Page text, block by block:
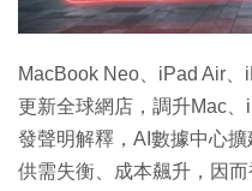
MacBook Neo、iPad Air
更新全球網店，調升Mac
發聲明解釋，AI數據中心
供需失衡、成本飆升，因